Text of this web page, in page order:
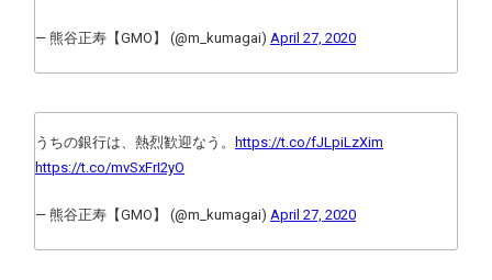
— 熊谷正寿【GMO】 (@m_kumagai) April 27, 2020
うちの銀行は、熱烈歓迎なう。
https://t.co/fJLpiLzXim
https://t.co/mvSxFrI2yO
— 熊谷正寿【GMO】 (@m_kumagai) April 27, 2020